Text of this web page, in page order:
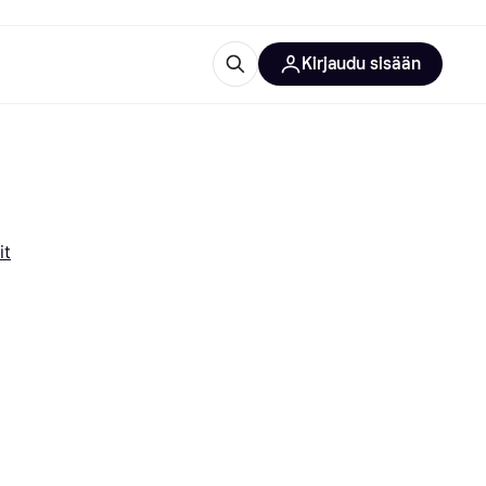
Kirjaudu sisään